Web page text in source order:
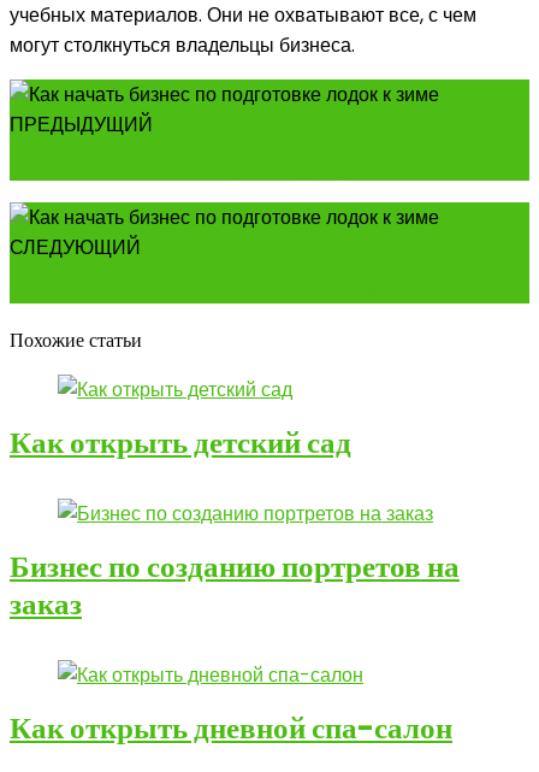
учебных материалов. Они не охватывают все, с чем
могут столкнуться владельцы бизнеса.
ПРЕДЫДУЩИЙ
СЛЕДУЮЩИЙ
Похожие статьи
Как открыть детский сад
Бизнес по созданию портретов на
заказ
Как открыть дневной спа-салон